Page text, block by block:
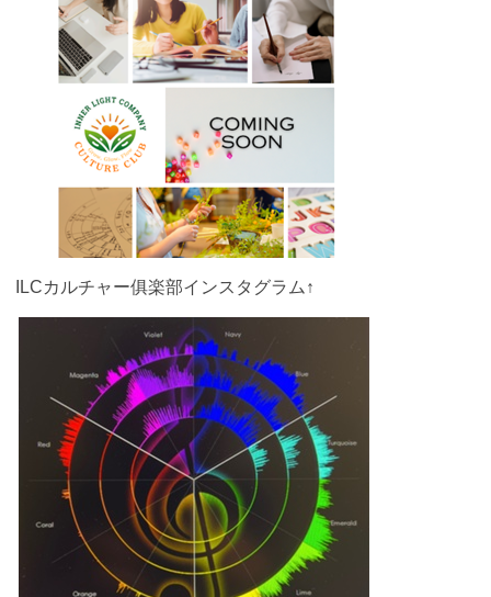
ILCカルチャー俱楽部インスタグラム↑